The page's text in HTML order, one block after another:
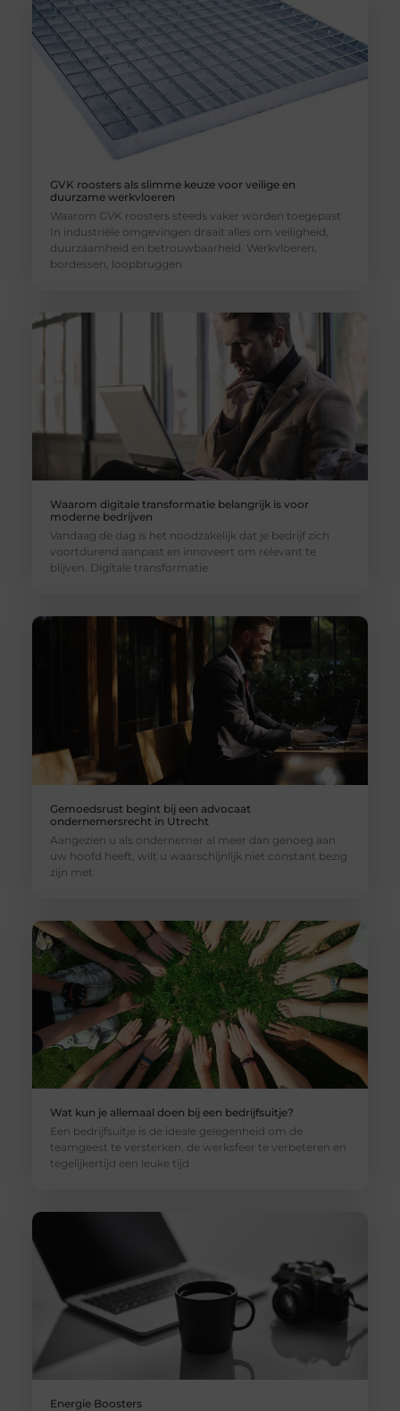
GVK roosters als slimme keuze voor veilige en
duurzame werkvloeren
Waarom GVK roosters steeds vaker worden toegepast
In industriële omgevingen draait alles om veiligheid,
duurzaamheid en betrouwbaarheid. Werkvloeren,
bordessen, loopbruggen
Waarom digitale transformatie belangrijk is voor
moderne bedrijven
Vandaag de dag is het noodzakelijk dat je bedrijf zich
voortdurend aanpast en innoveert om relevant te
blijven. Digitale transformatie
Gemoedsrust begint bij een advocaat
ondernemersrecht in Utrecht
Aangezien u als ondernemer al meer dan genoeg aan
uw hoofd heeft, wilt u waarschijnlijk niet constant bezig
zijn met
Wat kun je allemaal doen bij een bedrijfsuitje?
Een bedrijfsuitje is de ideale gelegenheid om de
teamgeest te versterken, de werksfeer te verbeteren en
tegelijkertijd een leuke tijd
Energie Boosters